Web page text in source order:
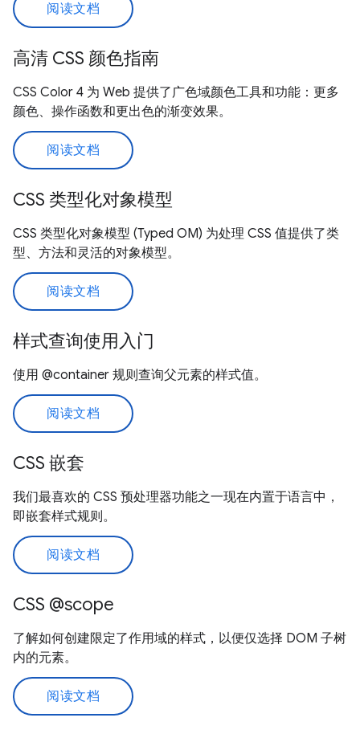
阅读文档
高清 CSS 颜色指南
CSS Color 4 为 Web 提供了广色域颜色工具和功能：更多
颜色、操作函数和更出色的渐变效果。
阅读文档
CSS 类型化对象模型
CSS 类型化对象模型 (Typed OM) 为处理 CSS 值提供了类
型、方法和灵活的对象模型。
阅读文档
样式查询使用入门
使用 @container 规则查询父元素的样式值。
阅读文档
CSS 嵌套
我们最喜欢的 CSS 预处理器功能之一现在内置于语言中，
即嵌套样式规则。
阅读文档
CSS @scope
了解如何创建限定了作用域的样式，以便仅选择 DOM 子树
内的元素。
阅读文档